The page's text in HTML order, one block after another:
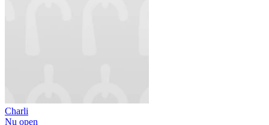
Charli
Nu open